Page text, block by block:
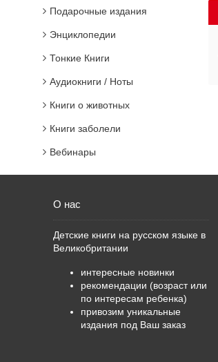
Подарочные издания
Энциклопедии
Тонкие Книги
Аудиокниги / Ноты
Книги о животных
Книги заболели
Вебинары
О нас
Детские книги на русском языке в
Великобритании
интересные новинки
рекомендации (возраст или
по интересам ребенка)
привозим уникальные
издания под Ваш заказ